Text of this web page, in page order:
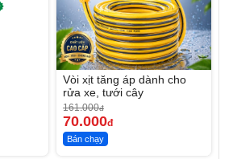
Vòi xịt tăng áp dành cho
rửa xe, tưới cây
161.000đ
70.000đ
Bán chạy